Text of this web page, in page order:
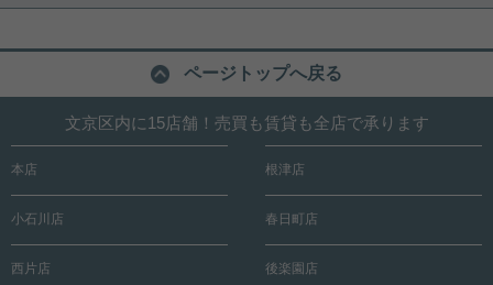
ページトップへ戻る
文京区内に15店舗！売買も賃貸も全店で承ります
本店 根津店
小石川店 春日町店
西片店 後楽園店